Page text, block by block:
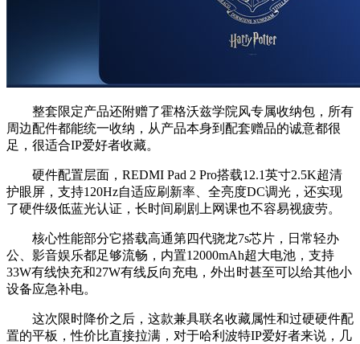
整套限定产品还附赠了霍格沃兹学院风专属收纳包，所有
周边配件都能统一收纳，从产品本身到配套赠品的诚意都很
足，很适合IP爱好者收藏。
硬件配置层面，REDMI Pad 2 Pro搭载12.1英寸2.5K超清
护眼屏，支持120Hz自适应刷新率、全亮度DC调光，还实现
了硬件级低蓝光认证，长时间刷剧上网课也不容易视疲劳。
核心性能部分它搭载高通第四代骁龙7s芯片，日常轻办
公、影音娱乐都足够流畅，内置12000mAh超大电池，支持
33W有线快充和27W有线反向充电，外出时甚至可以给其他小
设备应急补电。
这次限时降价之后，这款兼具联名收藏属性和过硬硬件配
置的平板，性价比直接拉满，对于哈利波特IP爱好者来说，几